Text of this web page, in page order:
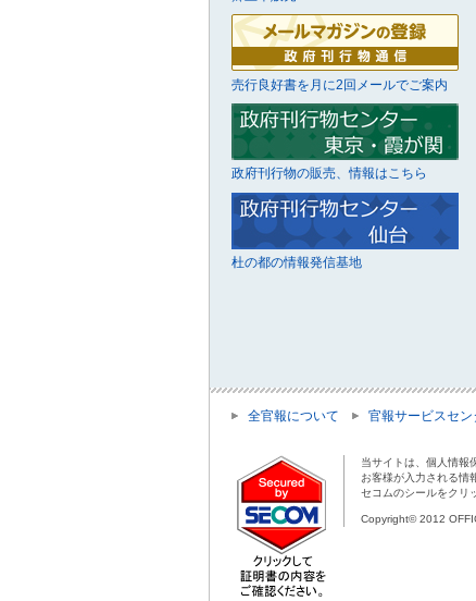
売行良好書を月に2回メールでご案内
政府刊行物の販売、情報はこちら
杜の都の情報発信基地
全官報について 官報サービスセ
当サイトは、個人情報
お客様が入力される情
セコムのシールをクリ
Copyright© 2012